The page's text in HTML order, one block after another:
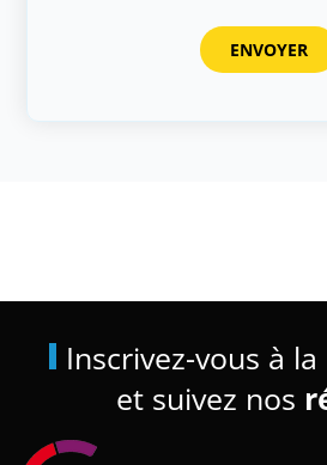
Inscrivez-vous à la
et suivez nos